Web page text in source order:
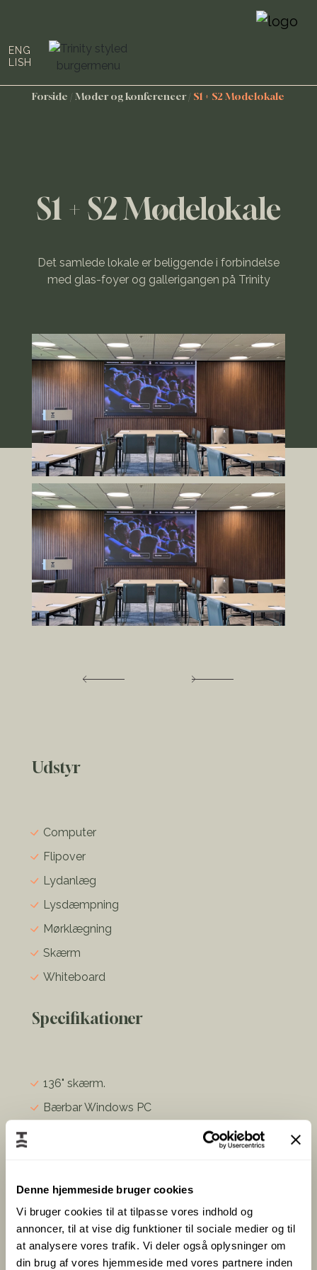
Denne hjemmeside bruger cookies
Vi bruger cookies til at tilpasse vores indhold og
annoncer, til at vise dig funktioner til sociale medier og til
at analysere vores trafik. Vi deler også oplysninger om
din brug af vores hjemmeside med vores partnere inden
ENG
LISH
Forside / Møder og konferencer/ S1 + S2 Mødelokale
S1 + S2 Mødelokale
Det samlede lokale er beliggende i forbindelse
med glas-foyer og gallerigangen på Trinity
Udstyr
Computer
Flipover
Lydanlæg
Lysdæmpning
Mørklægning
Skærm
Whiteboard
Specifikationer
136" skærm.
Bærbar Windows PC
Information